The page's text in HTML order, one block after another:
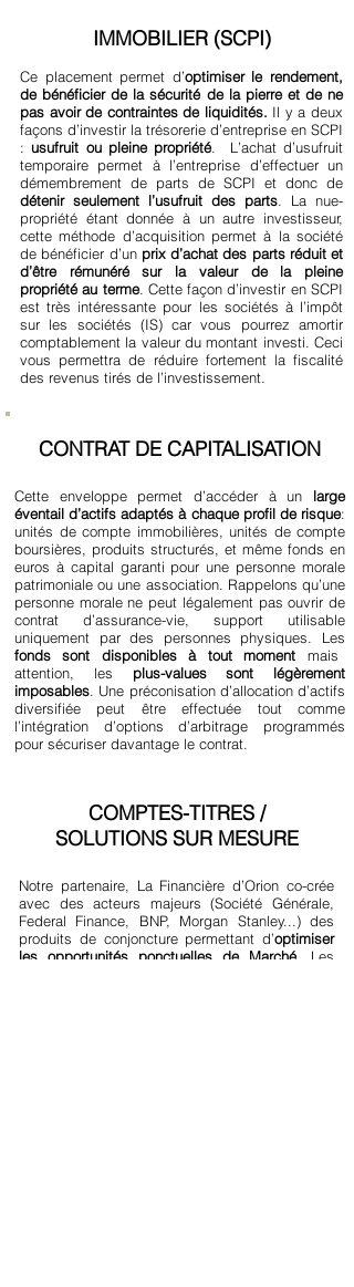
IMMOBILIER (SCPI)
Ce placement permet d’optimiser le rendement,
de bénéficier de la sécurité de la pierre et de ne
pas avoir de contraintes de liquidités. Il y a deux
façons d’investir la trésorerie d’entreprise en SCPI
: usufruit ou pleine propriété. L’achat d’usufruit
temporaire permet à l’entreprise d’effectuer un
démembrement de parts de SCPI et donc de
détenir seulement l’usufruit des parts. La nue-
propriété étant donnée à un autre investisseur,
cette méthode d’acquisition permet à la société
de bénéficier d’un prix d’achat des parts réduit et
d’être rémunéré sur la valeur de la pleine
propriété au terme. Cette façon d’investir en SCPI
est très intéressante pour les sociétés à l’impôt
sur les sociétés (IS) car vous pourrez amortir
comptablement la valeur du montant investi. Ceci
vous permettra de réduire fortement la fiscalité
des revenus tirés de l’investissement.
CONTRAT DE CAPITALISATION
Cette enveloppe permet d’accéder à un large
éventail d’actifs adaptés à chaque profil de risque:
unités de compte immobilières, unités de compte
boursières, produits structurés, et même fonds en
euros à capital garanti pour une personne morale
patrimoniale ou une association. Rappelons qu’une
personne morale ne peut légalement pas ouvrir de
contrat d’assurance-vie, support utilisable
uniquement par des personnes physiques. Les
fonds sont disponibles à tout moment mais
attention, les plus-values sont légèrement
imposables. Une préconisation d’allocation d’actifs
diversifiée peut être effectuée tout comme
l’intégration d’options d’arbitrage programmés
pour sécuriser davantage le contrat.
COMPTES-TITRES /
SOLUTIONS SUR MESURE
Notre partenaire, La Financière d’Orion co-crée
avec des acteurs majeurs (Société Générale,
Federal Finance, BNP, Morgan Stanley...) des
produits de conjoncture permettant d’optimiser
les opportunités ponctuelles de Marché. Les